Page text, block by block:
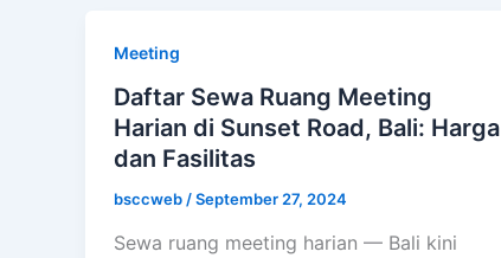
Meeting
Daftar Sewa Ruang Meeting
Harian di Sunset Road, Bali: Harga
dan Fasilitas
bsccweb /September 27, 2024
Sewa ruang meeting harian — Bali kini